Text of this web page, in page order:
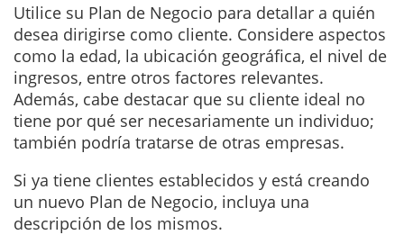
Utilice su Plan de Negocio para detallar a quién
desea dirigirse como cliente. Considere aspectos
como la edad, la ubicación geográfica, el nivel de
ingresos, entre otros factores relevantes.
Además, cabe destacar que su cliente ideal no
tiene por qué ser necesariamente un individuo;
también podría tratarse de otras empresas.
Si ya tiene clientes establecidos y está creando
un nuevo Plan de Negocio, incluya una
descripción de los mismos.